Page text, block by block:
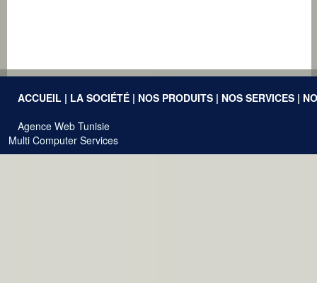
ACCUEIL | LA SOCIÉTÉ | NOS PRODUITS | NOS SERVICES |
Agence Web Tunisie
Multi Computer Services